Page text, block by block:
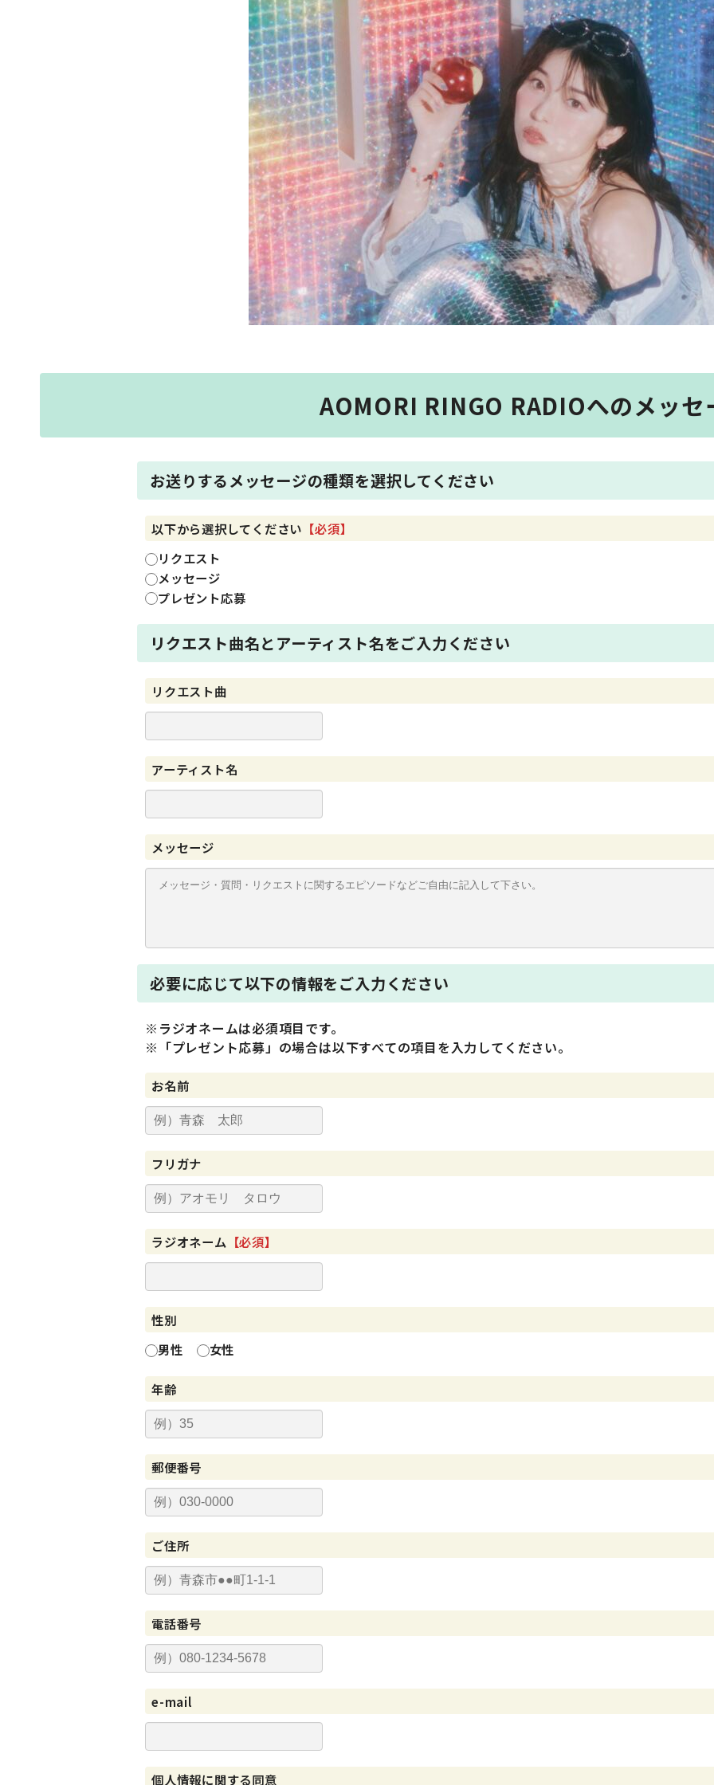
AOMORI RINGO RADIOへのメッセ
お送りするメッセージの種類を選択してください
以下から選択してください 【必須】
リクエスト
メッセージ
プレゼント応募
リクエスト曲名とアーティスト名をご入力ください
リクエスト曲
アーティスト名
メッセージ
必要に応じて以下の情報をご入力ください
※ラジオネームは必須項目です。
※「プレゼント応募」の場合は以下すべての項目を入力してください。
お名前
フリガナ
ラジオネーム 【必須】
性別
男性
女性
年齢
郵便番号
ご住所
電話番号
e-mail
個人情報に関する同意